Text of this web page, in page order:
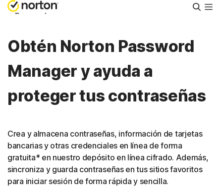
Personal
Small Business
Asistencia
España
Iniciar sesión
Obtén Norton Password
Manager y ayuda a
proteger tus contraseñas
Crea y almacena contraseñas, información de tarjetas
bancarias y otras credenciales en línea de forma
gratuita* en nuestro depósito en línea cifrado. Además,
sincroniza y guarda contraseñas en tus sitios favoritos
para iniciar sesión de forma rápida y sencilla.